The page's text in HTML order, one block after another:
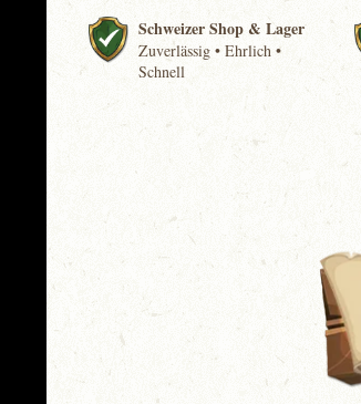
Schweizer Shop & Lager
Zuverlässig • Ehrlich •
Schnell